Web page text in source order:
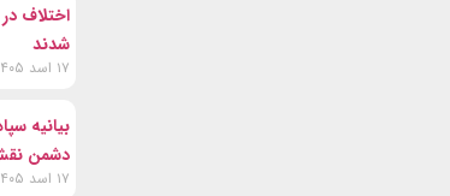
اختلاف
شدند
۱۷ اسد ۱۴۰۵
بیانیه
دشمن
۱۷ اسد ۱۴۰۵